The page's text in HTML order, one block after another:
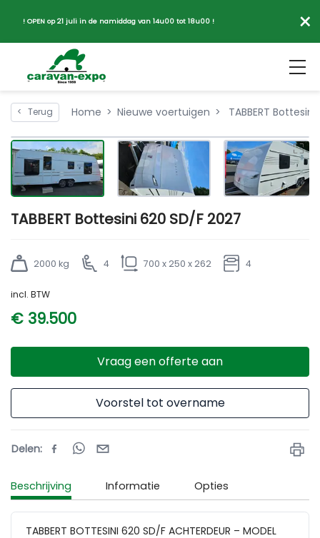
! OPEN op 21 juli in de namiddag van 14u00 tot 18u00 ! ×
< Terug Home Nieuwe voertuigen TABBERT
TABBERT Bottesini 620 SD/F 2027
2000 kg 4 700 x 250 x 262 4
incl. BTW
€ 39.500
Vraag een offerte aan
Voorstel tot overname
Delen:
Beschrijving Informatie Opties